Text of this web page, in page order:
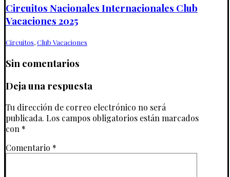
Circuitos Nacionales Internacionales Club
Vacaciones 2025
Circuitos,Club Vacaciones
Sin comentarios
Deja una respuesta
Tu dirección de correo electrónico no será
publicada. Los campos obligatorios están marcados
con *
Comentario *